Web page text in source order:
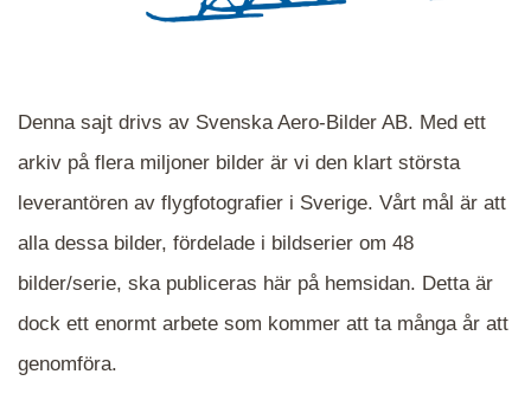
När du ser blåa, röda eller gröna mappar är det
en serie i varje. Dra i kartan för att komma
närmare det område Du söker och klicka på
mappen.
Denna sajt drivs av Svenska Aero-Bilder AB. Med ett
arkiv på flera miljoner bilder är vi den klart största
leverantören av flygfotografier i Sverige. Vårt mål är att
alla dessa bilder, fördelade i bildserier om 48
bilder/serie, ska publiceras här på hemsidan. Detta är
dock ett enormt arbete som kommer att ta många år att
genomföra.